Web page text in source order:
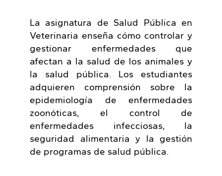
La asignatura de Salud Pública en
Veterinaria enseña cómo controlar y
gestionar enfermedades que
afectan a la salud de los animales y
la salud pública. Los estudiantes
adquieren comprensión sobre la
epidemiología de enfermedades
zoonóticas, el control de
enfermedades infecciosas, la
seguridad alimentaria y la gestión
de programas de salud pública.